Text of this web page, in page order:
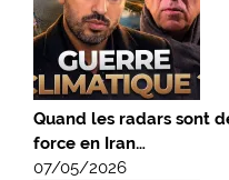
Quand les radars sont
force en Iran…
07/05/2026